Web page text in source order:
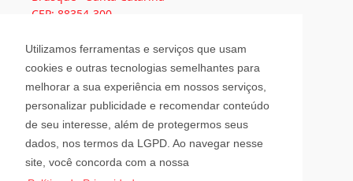
Utilizamos ferramentas e serviços que usam
cookies e outras tecnologias semelhantes para
melhorar a sua experiência em nossos serviços,
personalizar publicidade e recomendar conteúdo
de seu interesse, além de protegermos seus
dados, nos termos da LGPD. Ao navegar nesse
site, você concorda com a nossa
Avenida Hugo Schlösser, 69, Jardim Maluche
Brusque - Santa Catarina
CEP: 88354-300
Horário de Atendimento